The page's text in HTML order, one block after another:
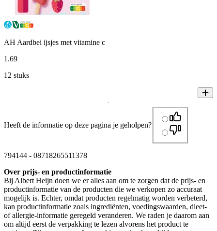
AH Aardbei ijsjes met vitamine c
1 .69
12 stuks
Heeft de informatie op deze pagina je geholpen?
794144 - 08718265511378
Over prijs- en productinformatie
Bij Albert Heijn doen we er alles aan om te zorgen dat de prijs- en
productinformatie van de producten die we verkopen zo accuraat
mogelijk is. Echter, omdat producten regelmatig worden verbeterd,
kan productinformatie zoals ingrediënten, voedingswaarden, dieet-
of allergie-informatie geregeld veranderen. We raden je daarom aan
om altijd eerst de verpakking te lezen alvorens het product te